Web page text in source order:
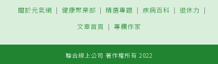
關於元氣網 健康聚樂部 精選專題 疾病百科
退休力
文章首頁
專欄作家
聯合線上公司 著作權所有 2022